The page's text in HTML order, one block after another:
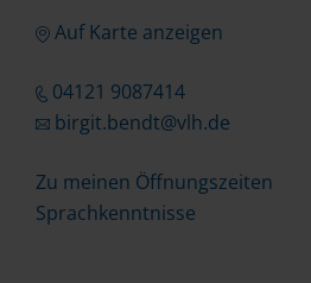
Auf Karte anzeigen
04121 9087414
birgit.bendt@vlh.de
Zu meinen Öffnungszeiten
Sprachkenntnisse